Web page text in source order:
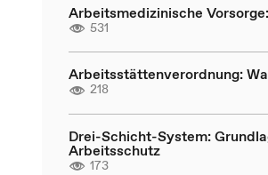
Arbeitsmedizinische
531
Arbeitsstättenverordnung:
218
Drei-Schicht-System:
Arbeitsschutz
173